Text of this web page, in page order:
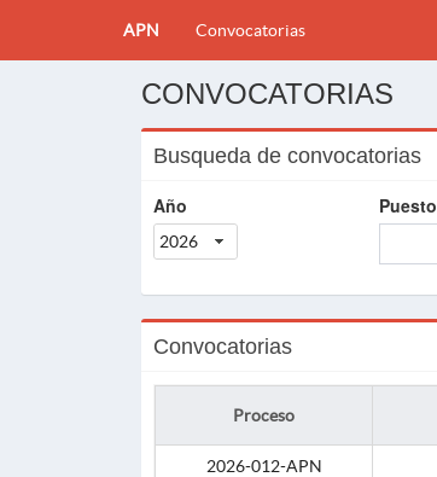
APN Convocatorias
CONVOCATORIAS
Busqueda de convocatorias
Año
2026
Puesto
Convocatorias
Proceso
2026-012-APN